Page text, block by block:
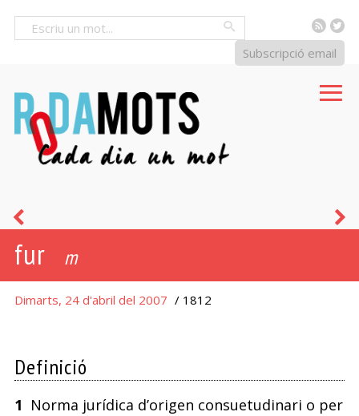
RSS
Subscripció email
fur m
Dimarts, 24 d'abril del 2007 / 1812
Definició
1 Norma jurídica d’origen consuetudinari o per
austriacista